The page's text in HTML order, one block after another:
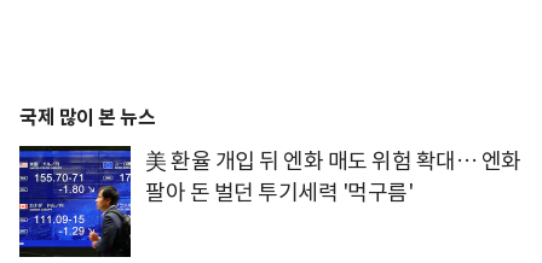
국제 많이 본 뉴스
美 환율 개입 뒤 엔화 매도 위험 확대… 엔화
팔아 돈 벌던 투기세력 '먹구름'